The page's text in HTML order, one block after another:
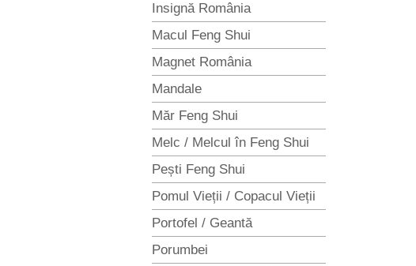
Insignă România
Macul Feng Shui
Magnet România
Mandale
Măr Feng Shui
Melc / Melcul în Feng Shui
Pești Feng Shui
Pomul Vieții / Copacul Vieții
Portofel / Geantă
Porumbei